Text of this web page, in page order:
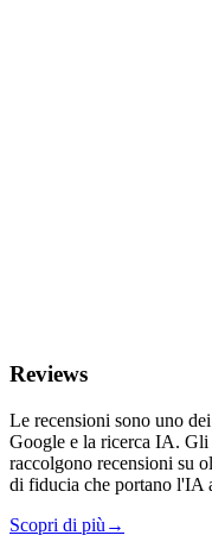
Reviews
Le recensioni sono uno
Google e la ricerca IA. Gli
raccolgono recensioni su
di fiducia che portano l'IA
Scopri di più →